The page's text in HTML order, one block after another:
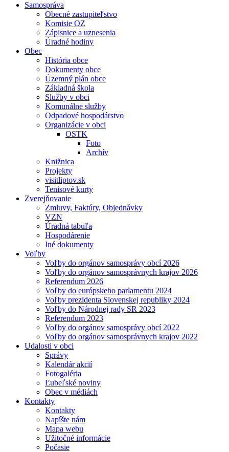
Samospráva
Obecné zastupiteľstvo
Komisie OZ
Zápisnice a uznesenia
Úradné hodiny
Obec
História obce
Dokumenty obce
Územný plán obce
Základná škola
Služby v obci
Komunálne služby
Odpadové hospodárstvo
Organizácie v obci
OSTK
Foto
Archív
Knižnica
Projekty
visitliptov.sk
Tenisové kurty
Zverejňovanie
Zmluvy, Faktúry, Objednávky
VZN
Úradná tabuľa
Hospodárenie
Iné dokumenty
Voľby
Voľby do orgánov samosprávy obcí 2026
Voľby do orgánov samosprávnych krajov 2026
Referendum 2026
Voľby do európskeho parlamentu 2024
Voľby prezidenta Slovenskej republiky 2024
Voľby do Národnej rady SR 2023
Referendum 2023
Voľby do orgánov samosprávy obcí 2022
Voľby do orgánov samosprávnych krajov 2022
Udalosti v obci
Správy
Kalendár akcií
Fotogaléria
Ľubeľské noviny
Obec v médiách
Kontakty
Kontakty
Napíšte nám
Mapa webu
Užitočné informácie
Počasie